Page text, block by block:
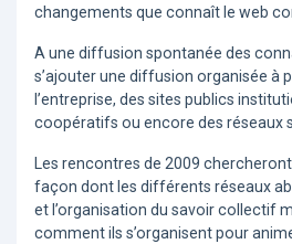
changements que connaît le web
A une diffusion spontanée des
s’ajouter une diffusion organisée à
l’entreprise, des sites publics
coopératifs ou encore des réseaux
Les rencontres de 2009
façon dont les différents réseaux
et l’organisation du savoir collectif
comment ils s’organisent pour